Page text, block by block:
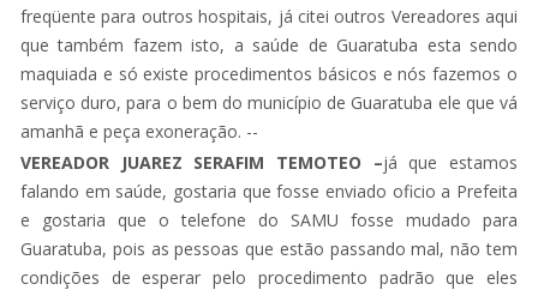
freqüente para outros hospitais, já citei outros Vereadores aqui
que também fazem isto, a saúde de Guaratuba esta sendo
maquiada e só existe procedimentos básicos e nós fazemos o
serviço duro, para o bem do município de Guaratuba ele que vá
amanhã e peça exoneração. --
VEREADOR JUAREZ SERAFIM TEMOTEO –já que estamos
falando em saúde, gostaria que fosse enviado oficio a Prefeita
e gostaria que o telefone do SAMU fosse mudado para
Guaratuba, pois as pessoas que estão passando mal, não tem
condições de esperar pelo procedimento padrão que eles